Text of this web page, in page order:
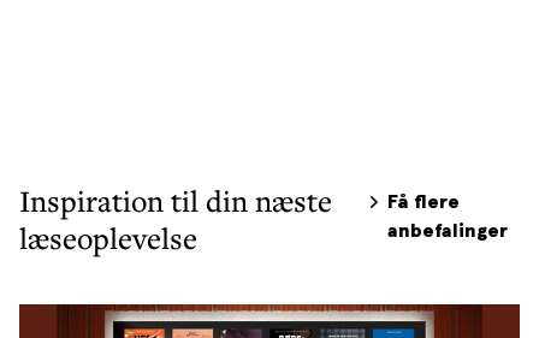
Inspiration til din næste
læseoplevelse
Få flere
anbefalinger